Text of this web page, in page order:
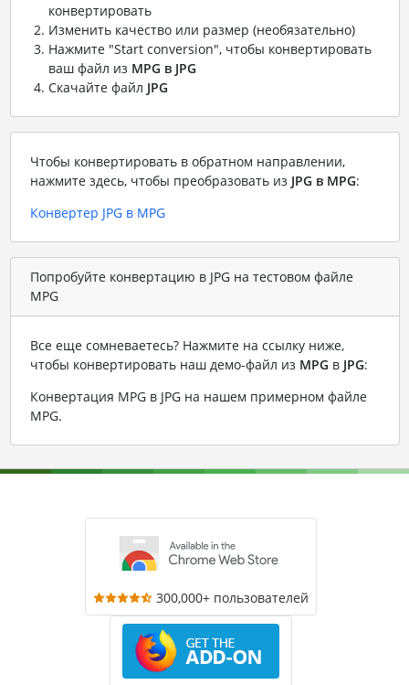
конвертировать
Изменить качество или размер (необязательно)
Нажмите "Start conversion", чтобы конвертировать
ваш файл из MPG в JPG
Скачайте файл JPG
Чтобы конвертировать в обратном направлении,
нажмите здесь, чтобы преобразовать из JPG в MPG:
Конвертер JPG в MPG
Попробуйте конвертацию в JPG на тестовом файле
MPG
Все еще сомневаетесь? Нажмите на ссылку ниже,
чтобы конвертировать наш демо-файл из MPG в JPG:
Конвертация MPG в JPG на нашем примерном файле
MPG.
300,000+ пользователей